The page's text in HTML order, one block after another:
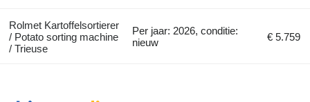
Rolmet Kartoffelsortierer
/ Potato sorting machine
/ Trieuse
Per jaar: 2026, conditie:
nieuw
€ 5.759